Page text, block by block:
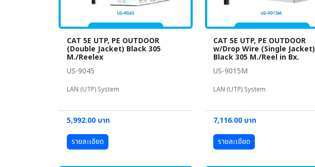
CAT 5E UTP, PE OUTDOOR
(Double Jacket) Black 305
M./Reelex
US-9045
LAN (UTP) System
5,992.00 บาท
รายละเอียด
CAT 5E UTP, PE OUTDOOR
w/Drop Wire (Single Jacket)
Black 305 M./Reel in Bx.
US-9015M
LAN (UTP) System
7,116.00 บาท
รายละเอียด